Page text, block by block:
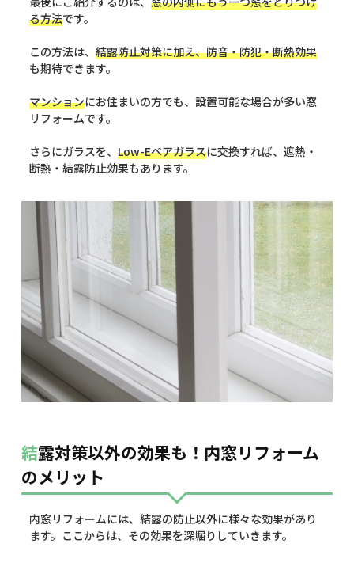
る方法です。
この方法は、 結露防止対策に加え、防音・防犯・断熱効果
も期待できます。
マンションにお住まいの方でも、設置可能な場合が多い窓
リフォームです。
さらにガラスを、 Low-Eペアガラスに交換すれば、遮熱・
断熱・結露防止効果もあります。
結露対策以外の効果も！内窓リフォーム
のメリット
内窓リフォームには、結露の防止以外に様々な効果があり
ます。ここからは、その効果を深堀りしていきます。